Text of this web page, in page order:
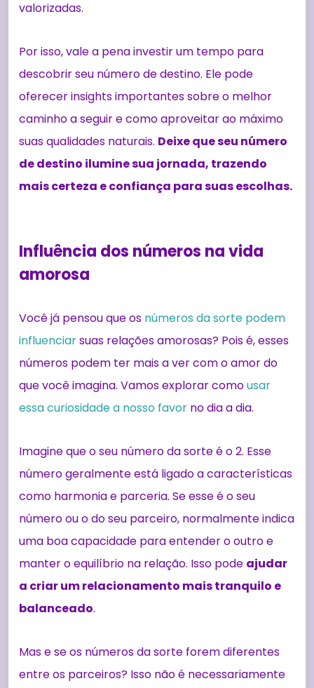
valorizadas.
Por isso, vale a pena investir um tempo para
descobrir seu número de destino. Ele pode
oferecer insights importantes sobre o melhor
caminho a seguir e como aproveitar ao máximo
suas qualidades naturais. Deixe que seu número
de destino ilumine sua jornada, trazendo
mais certeza e confiança para suas escolhas.
Influência dos números na vida
amorosa
Você já pensou que os números da sorte podem
influenciarsuas relações amorosas? Pois é, esses
números podem ter mais a ver com o amor do
que você imagina. Vamos explorar comousar
essa curiosidade a nosso favor no dia a dia.
Imagine que o seu número da sorte é o 2. Esse
número geralmente está ligado a características
como harmonia e parceria. Se esse é o seu
número ou o do seu parceiro, normalmente indica
uma boa capacidade para entender o outro e
manter o equilíbrio na relação. Isso pode ajudar
a criar um relacionamento mais tranquilo e
balanceado.
Mas e se os números da sorte forem diferentes
entre os parceiros? Isso não é necessariamente